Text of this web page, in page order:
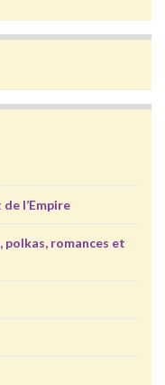
l’Empire
polkas, romances et